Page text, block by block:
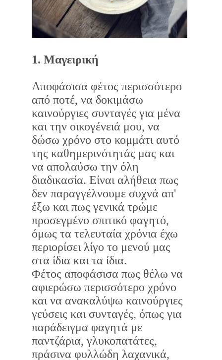
1. Μαγειρική
Αποφάσισα φέτος περισσότερο
από ποτέ, να δοκιμάσω
καινούργιες συνταγές για μένα
και την οικογένειά μου, να
δώσω χρόνο στο κομμάτι αυτό
της καθημερινότητάς μας και
να απολαύσω την όλη
διαδικασία. Είναι αλήθεια πως
δεν παραγγέλνουμε συχνά απ'
έξω και πως γενικά τρώμε
προσεγμένο σπιτικό φαγητό,
όμως τα τελευταία χρόνια έχω
περιορίσει λίγο το μενού μας
στα ίδια και τα ίδια.
Φέτος αποφάσισα πως θέλω να
αφιερώσω περισσότερο χρόνο
και να ανακαλύψω καινούργιες
γεύσεις και συνταγές, όπως για
παράδειγμα φαγητά με
παντζάρια, γλυκοπατάτες,
πράσινα φυλλώδη λαχανικά,